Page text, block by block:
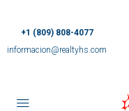
+1 (809) 808-4077
informacion@realtyhs.com